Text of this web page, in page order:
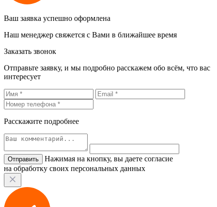
Ваш заявка успешно оформлена
Наш менеджер свяжется с Вами в ближайшее время
Заказать звонок
Отправьте заявку, и мы подробно расскажем обо всём, что вас
интересует
Расскажите подробнее
Нажимая на кнопку, вы даете согласие
на обработку своих персональных данных